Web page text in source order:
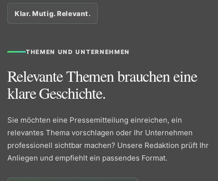
Klar. Mutig. Relevant.
THEMEN UND UNTERNEHMEN
Relevante Themen brauchen eine
klare Geschichte.
Sie möchten eine Pressemitteilung einreichen, ein
relevantes Thema vorschlagen oder Ihr Unternehmen
professionell sichtbar machen? Unsere Redaktion prüft Ihr
Anliegen und empfiehlt ein passendes Format.